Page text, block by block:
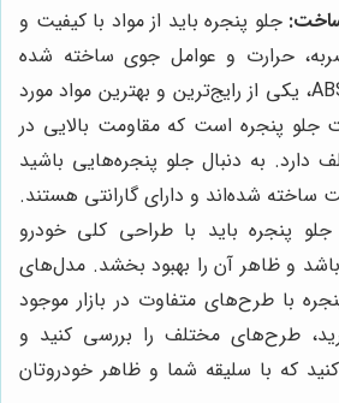
جلو پنجره باید از مواد با کیفیت و
حرارت و عوامل جوی ساخته شده
باشد. پلاستیک ABS، یکی از رایج‌ترین و بهترین مواد مورد
جلو پنجره است که مقاومت بالایی در
دارد. به دنبال جلو پنجره‌هایی باشید
ساخته شده‌اند و دارای گارانتی هستند.
جلو پنجره باید با طراحی کلی خودرو
و ظاهر آن را بهبود بخشد. مدل‌های
با طرح‌های متفاوت در بازار موجود
طرح‌های مختلف را بررسی کنید و
که با سلیقه شما و ظاهر خودروتان